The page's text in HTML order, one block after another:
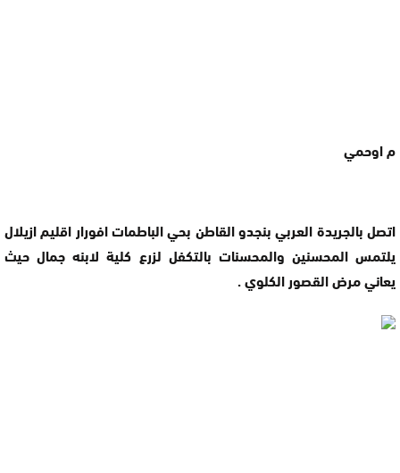
م اوحمي
اتصل بالجريدة العربي بنجدو القاطن بحي الباطمات افورار اقليم ازيلال
يلتمس المحسنين والمحسنات بالتكفل لزرع كلية لابنه جمال حيث
يعاني مرض القصور الكلوي .